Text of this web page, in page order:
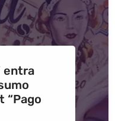
entra
“Pago